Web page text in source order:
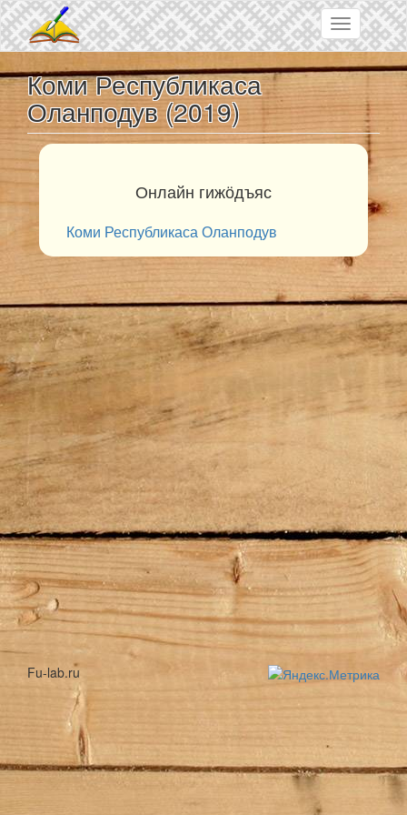
Skip to main content
Toggle
navigation
Коми Республикаса
Оланподув (2019)
Онлайн гижӧдъяс
Коми Республикаса Оланподув
Fu-lab.ru